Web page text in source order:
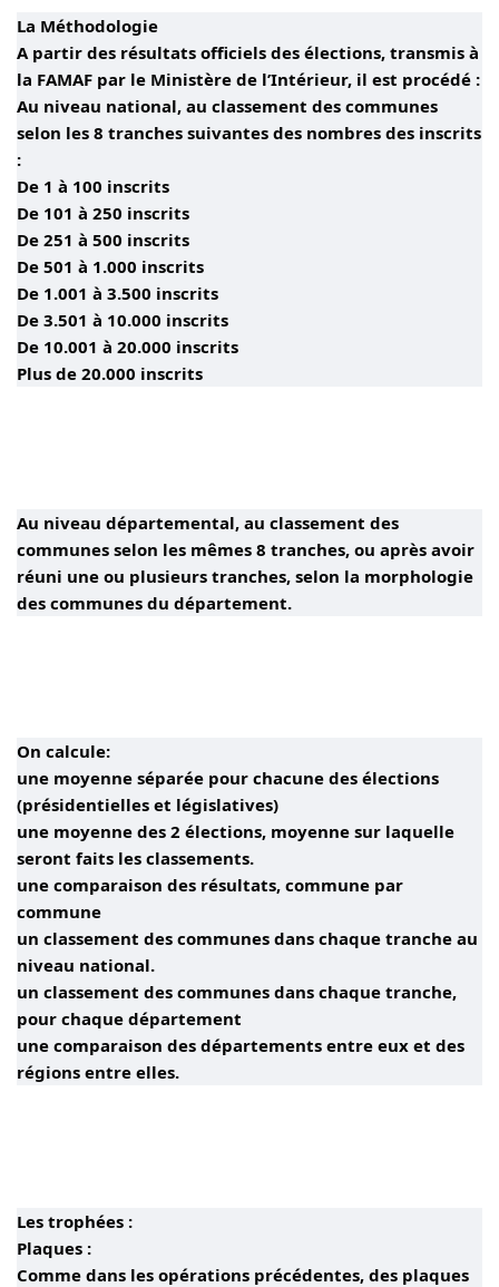
La Méthodologie
A partir des résultats officiels des élections, transmis à
la FAMAF par le Ministère de l’Intérieur, il est procédé :
Au niveau national, au classement des communes
selon les 8 tranches suivantes des nombres des inscrits
:
De 1 à 100 inscrits
De 101 à 250 inscrits
De 251 à 500 inscrits
De 501 à 1.000 inscrits
De 1.001 à 3.500 inscrits
De 3.501 à 10.000 inscrits
De 10.001 à 20.000 inscrits
Plus de 20.000 inscrits
Au niveau départemental, au classement des
communes selon les mêmes 8 tranches, ou après avoir
réuni une ou plusieurs tranches, selon la morphologie
des communes du département.
On calcule:
une moyenne séparée pour chacune des élections
(présidentielles et législatives)
une moyenne des 2 élections, moyenne sur laquelle
seront faits les classements.
une comparaison des résultats, commune par
commune
un classement des communes dans chaque tranche au
niveau national.
un classement des communes dans chaque tranche,
pour chaque département
une comparaison des départements entre eux et des
régions entre elles.
Les trophées :
Plaques :
Comme dans les opérations précédentes, des plaques